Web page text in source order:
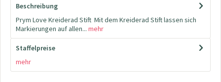
Beschreibung
Prym Love Kreiderad Stift Mit dem Kreiderad Stift lassen sich
Markierungen auf allen... mehr
Staffelpreise
mehr